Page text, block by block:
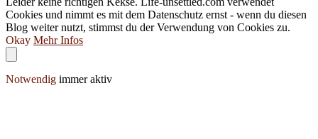
Cookies und nimmt es mit dem Datenschutz ernst - wenn du diesen
Blog weiter nutzt, stimmst du der Verwendung von Cookies zu.
Okay Mehr Infos
Notwendig immer aktiv